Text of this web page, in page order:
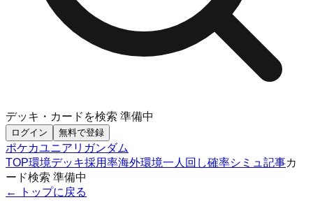
デッキ・カードを検索 準備中
ログイン 無料で登録
ポケカユニアリ ガンダム
TOP環境デッキ採用率海外環境一人回し確率シミュ 記事カ
ード検索 準備中
← トップに戻る